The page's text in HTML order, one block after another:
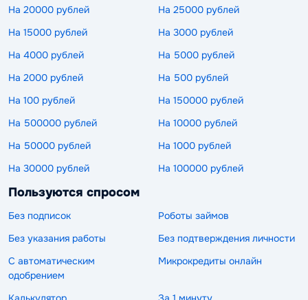
На 20000 рублей
На 25000 рублей
На 15000 рублей
На 3000 рублей
На 4000 рублей
На 5000 рублей
На 2000 рублей
На 500 рублей
На 100 рублей
На 150000 рублей
На 500000 рублей
На 10000 рублей
На 50000 рублей
На 1000 рублей
На 30000 рублей
На 100000 рублей
Пользуются спросом
Без подписок
Роботы займов
Без указания работы
Без подтверждения личности
С автоматическим
одобрением
Микрокредиты онлайн